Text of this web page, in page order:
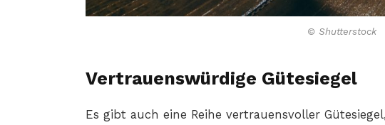
© Shutterstock
Vertrauenswürdige Gütesiegel
Es gibt auch eine Reihe vertrauensvoller